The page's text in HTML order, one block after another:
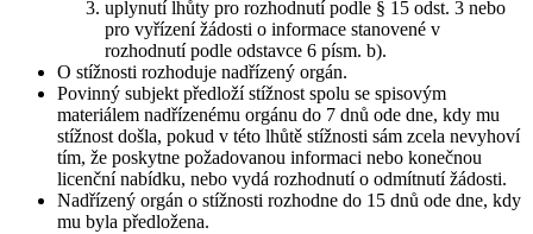
uplynutí lhůty pro rozhodnutí podle § 15 odst. 3 nebo
pro vyřízení žádosti o informace stanovené v
rozhodnutí podle odstavce 6 písm. b).
O stížnosti rozhoduje nadřízený orgán.
Povinný subjekt předloží stížnost spolu se spisovým
materiálem nadřízenému orgánu do 7 dnů ode dne, kdy mu
stížnost došla, pokud v této lhůtě stížnosti sám zcela nevyhoví
tím, že poskytne požadovanou informaci nebo konečnou
licenční nabídku, nebo vydá rozhodnutí o odmítnutí žádosti.
Nadřízený orgán o stížnosti rozhodne do 15 dnů ode dne, kdy
mu byla předložena.